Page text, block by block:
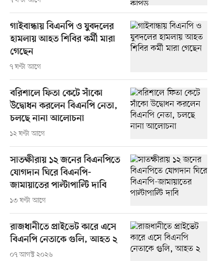
গাইবান্ধায় বিএনপি ও যুবদলের
হামলায় আহত শিবির কর্মী মারা
গেছেন
৭ ঘণ্টা আগে
বরিশালে ফিতা কেটে সাঁকো
উদ্বোধন করলেন বিএনপি নেতা,
চলছে নানা আলোচনা
১২ ঘণ্টা আগে
সাতক্ষীরায় ১২ জনের বিএনপিতে
যোগদান ঘিরে বিএনপি-
জামায়াতের পাল্টাপাল্টি দাবি
১৩ ঘণ্টা আগে
রাজধানীতে প্রাইভেট কারে এসে
বিএনপি নেতাকে গুলি, আহত ২
০৭ আগস্ট ২০২৬